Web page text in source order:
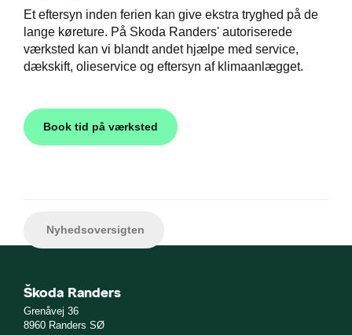
Et eftersyn inden ferien kan give ekstra tryghed på de
lange køreture. På Skoda Randers' autoriserede
værksted kan vi blandt andet hjælpe med service,
dækskift, olieservice og eftersyn af klimaanlægget.
Book tid på værksted
Nyhedsoversigten
Škoda Randers
Grenåvej 36
8960 Randers SØ